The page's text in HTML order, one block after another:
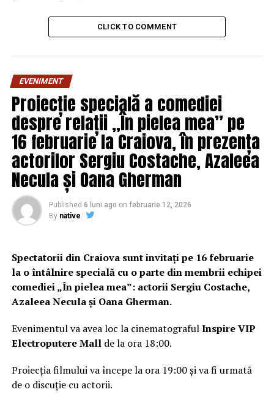
A doua companie din lume care atinge valoarea de piață
de 1.000 de miliarde de dolari după Apple | DoljAZI
| DoljAZI
CLICK TO COMMENT
EVENIMENT
Proiecție specială a comediei
despre relații „În pielea mea” pe
16 februarie la Craiova, în prezența
actorilor Sergiu Costache, Azaleea
Necula și Oana Gherman
Published 6 luni ago on februarie 12, 2026
By native
Spectatorii din Craiova sunt invitați pe 16 februarie
la o întâlnire specială cu o parte din membrii echipei
comediei „În pielea mea”: actorii Sergiu Costache,
Azaleea Necula și Oana Gherman.
Evenimentul va avea loc la cinematografulInspire VIP
Electroputere Mall de la ora 18:00.
Proiecția filmului va începe la ora 19:00 și va fi urmată
de o discuție cu actorii.